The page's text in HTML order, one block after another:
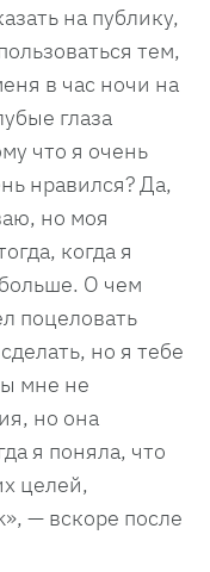
на публику,
тем,
в час ночи на
глаза
что я очень
нравился? Да,
но моя
когда я
О чем
поцеловать
но я тебе
мне не
но она
я поняла, что
целей,
— вскоре после